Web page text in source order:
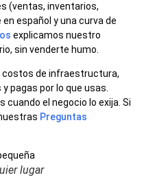
(ventas, inventarios,
español y una curva de
explicamos nuestro
sin venderte humo.
costos de infraestructura,
pagas por lo que usas.
cuando el negocio lo exija. Si
Preguntas
lugar